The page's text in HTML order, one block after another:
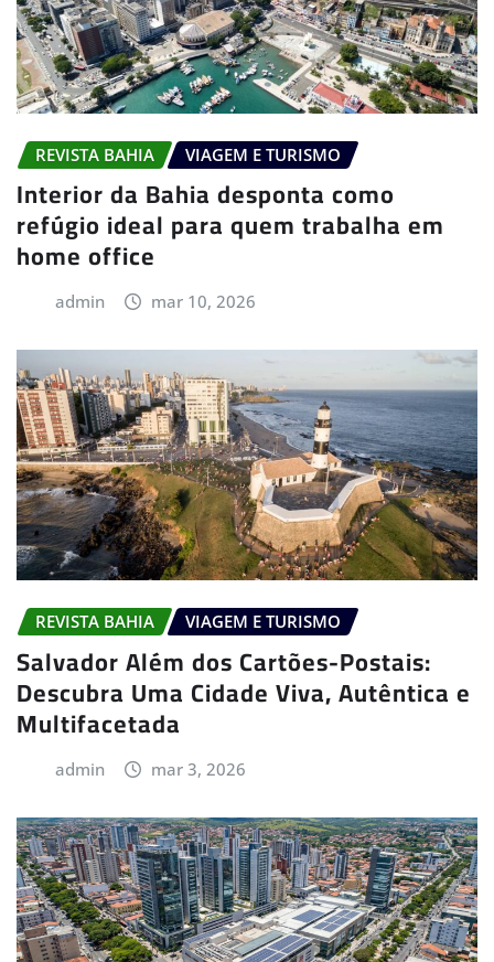
REVISTA BAHIA VIAGEM E TURISMO
Interior da Bahia desponta como
refúgio ideal para quem trabalha em
home office
admin mar 10, 2026
REVISTA BAHIA VIAGEM E TURISMO
Salvador Além dos Cartões-Postais:
Descubra Uma Cidade Viva, Autêntica e
Multifacetada
admin mar 3, 2026